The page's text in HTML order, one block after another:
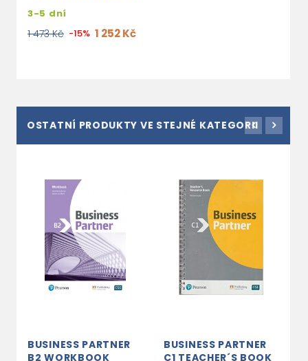
3-5 dní
1 473 Kč -15% 1 252 Kč
OSTATNÍ PRODUKTY VE STEJNÉ KATEGORII
BUSINESS PARTNER
B2 WORKBOOK
BUSINESS PARTNER
C1 TEACHER´S BOOK